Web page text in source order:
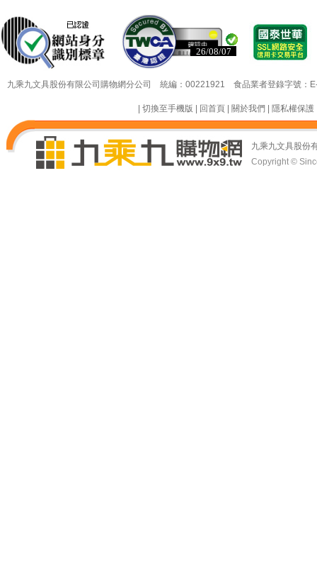
26/08/07
26/08/07
九乘九文具股份有限公司購物網分公司 統編：00221921 食品業者登錄字號
切換至手機版 回首頁| 關於我們 隱私權保護
九乘九文具股份
Copyright ©